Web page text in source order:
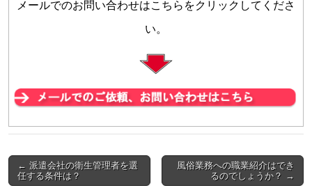
メールでのお問い合わせはこちらをクリックしてくださ
い。
Post navigation
← 派遣会社の衛生管理者を選
任する条件は？
風俗業務への職業紹介はでき
るのでしょうか？ →